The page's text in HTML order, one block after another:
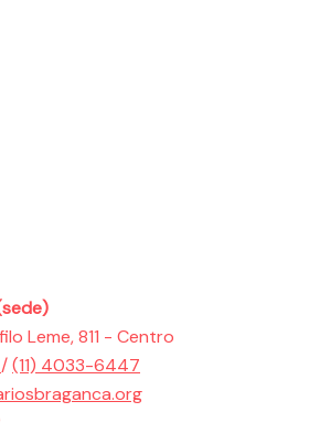
Leme, 811 - Centro
/(11) 4033-6447